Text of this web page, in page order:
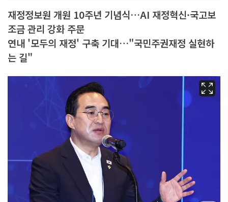
재정정보원 개원 10주년 기념식…AI 재정혁신·국고보
조금 관리 강화 주문
연내 '모두의 재정' 구축 기대…"국민주권재정 실현하
는 길"